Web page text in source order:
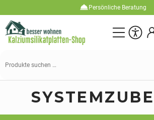
Persönliche Beratung
Suche